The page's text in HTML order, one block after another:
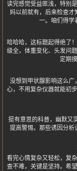
读完感觉受益匪浅，特别
妈以前就有，后来检查
一。咱们得学
哈哈哈，这标题起得绝了
级全，体重变化、头发问
定期
没想到甲状腺影响这么
心，不用复杂仪器就能初
挺有意思的科普，幽默又
提高警惕。那些诱因分析
看完心情复杂又轻松，复
查不难，关键是坚持。希